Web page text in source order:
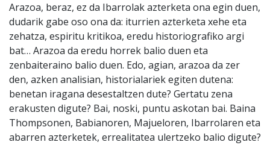
Arazoa, beraz, ez da Ibarrolak azterketa ona egin duen,
dudarik gabe oso ona da: iturrien azterketa xehe eta
zehatza, espiritu kritikoa, eredu historiografiko argi
bat… Arazoa da eredu horrek balio duen eta
zenbaiteraino balio duen. Edo, agian, arazoa da zer
den, azken analisian, historialariek egiten dutena:
benetan iragana desestaltzen dute? Gertatu zena
erakusten digute? Bai, noski, puntu askotan bai. Baina
Thompsonen, Babianoren, Majueloren, Ibarrolaren eta
abarren azterketek, errealitatea ulertzeko balio digute?